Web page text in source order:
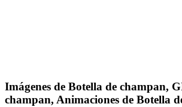
Imágenes de Botella de champan,
champan, Animaciones de Botella